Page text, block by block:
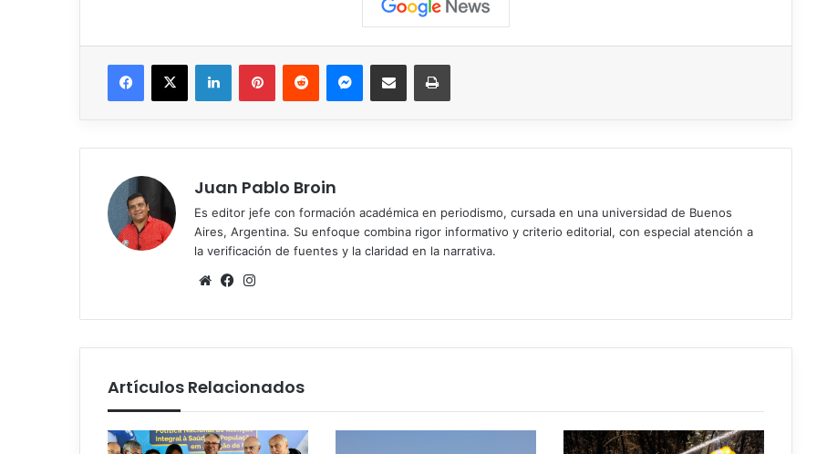
Facebook
X LinkedInPinterestReddit MessengerCompartir vía correo electrónicoImprimir
Juan Pablo Broin
Es editor jefe con formación académica en periodismo, cursada en una universidad de Buenos
Aires, Argentina. Su enfoque combina rigor informativo y criterio editorial, con especial atención a
la verificación de fuentes y la claridad en la narrativa.
SitioFacebook
Artículos Relacionados